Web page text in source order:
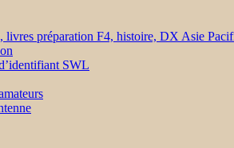
livres préparation F4, histoire, DX Asie
SWL